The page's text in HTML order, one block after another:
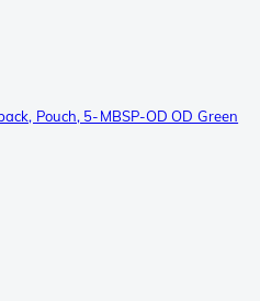
Pouch, 5-MBSP-OD OD Green